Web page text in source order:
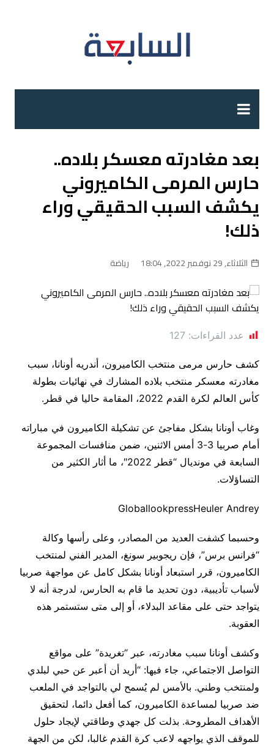
بعد مغادرته معسكر بلاده..
حارس المرمى الكاميروني
يكشف السبب الحقيقي وراء
ذلك!
الثلاثاء, 29 نوفمبر 2022, 18:04 رياضة
عدد القراءات: 127
كشف حارس مرمى منتخب الكاميرون، أندريه أونانا، سبب
مغادرته معسكر منتخب بلاده المشارك في نهائيات بطولة
كأس العالم لكرة القدم 2022، المقامة حاليا في قطر.
وغاب أونانا بشكل مفاجئ عن تشكيلة الكاميرون في مباراته
أمام صربيا 3-3 أمس الاثنين، ضمن منافسات المجموعة
السابعة في مونديال “قطر 2022″، ما أثار الكثير من
التساؤلات.
GloballookpressHeuler Andrey
وحسبما كشفت العديد من المصادر، وعلى رأسها وكالة
“فرانس برس”، فإن ريجوبير سونغ، المدير الفني لمنتخب
الكاميرون، قرر استبعاد أونانا بشكل كامل عن مواجهة صربيا
لأسباب تأديبية، دون تحديد ما قام به الحارس، لدرجة أنه لا
يتواجد حتى على مقاعد البدلاء، أو إلى متى ستستمر هذه
العقوبة.
وكشف أونانا سبب مغادرته، عبر “تغريدة” على مواقع
التواصل الاجتماعي، جاء فيها: “أريد أن أعبر عن حبي لبلدي
ولمنتخب وطني. بالأمس لم يُسمح لي بالتواجد في الملعب
ضد صربيا لمساعدة الكاميرون، كما أفعل دائما، لتحقيق
الأهداف المطروحة. بذلت كل جهدي وطاقتي لإيجاد حلول
للموقف الذي يواجهه لاعب كرة القدم غالبا، لكن من الجهة